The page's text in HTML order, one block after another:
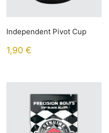
Independent Pivot Cup
1,90 €